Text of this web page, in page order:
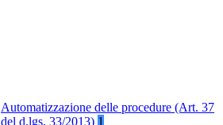
Automatizzazione delle procedure (Art. 37
del d.lgs. 33/2013) 1